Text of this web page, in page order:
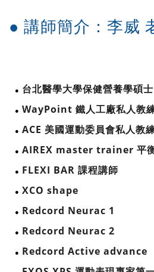
● 講師簡介：李威
● 台北醫學大學保健營養學碩士
● WayPoint 鐵人工廠私人教
● ACE 美國運動委員會私人教
● AIREX master trainer 平
● FLEXI BAR 課程講師
● XCO shape
● Redcord Neurac 1
● Redcord Neurac 2
● Redcord Active advance